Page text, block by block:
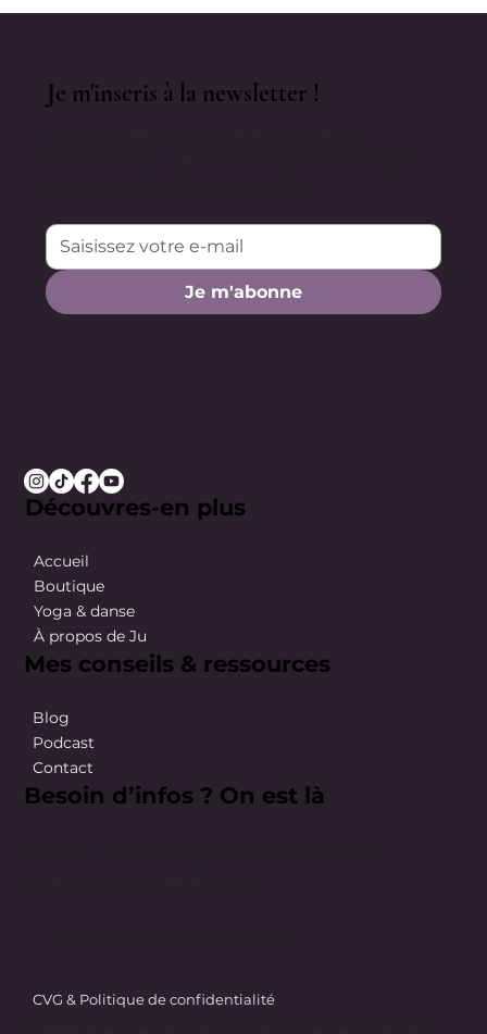
Je m'abonne
Je m'inscris à la newsletter !
CVG & Politique de confidentialité
Découvres-en plus
Accueil
Boutique
Yoga & danse
À propos de Ju
Mes conseils & ressources
Blog
Podcast
Contact
Besoin d’infos ? On est là